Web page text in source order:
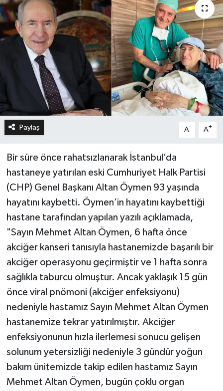
Paylaş A- A+
Bir süre önce rahatsızlanarak İstanbul’da
hastaneye yatırılan eski Cumhuriyet Halk Partisi
(CHP) Genel Başkanı Altan Öymen 93 yaşında
hayatını kaybetti. Öymen’in hayatını kaybettiği
hastane tarafından yapılan yazılı açıklamada,
"Sayın Mehmet Altan Öymen, 6 hafta önce
akciğer kanseri tanısıyla hastanemizde başarılı bir
akciğer operasyonu geçirmiştir ve 1 hafta sonra
sağlıkla taburcu olmuştur. Ancak yaklaşık 15 gün
önce viral pnömoni (akciğer enfeksiyonu)
nedeniyle hastamız Sayın Mehmet Altan Öymen
hastanemize tekrar yatırılmıştır. Akciğer
enfeksiyonunun hızla ilerlemesi sonucu gelişen
solunum yetersizliği nedeniyle 3 gündür yoğun
bakım ünitemizde takip edilen hastamız Sayın
Mehmet Altan Öymen, bugün çoklu organ
Haber Arşivi